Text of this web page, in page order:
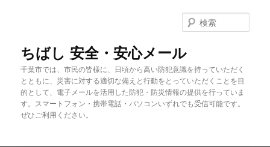
ちばし 安全・安心メール
千葉市では、市民の皆様に、日頃から高い防犯意識を持っていただく
とともに、災害に対する適切な備えと行動をとっていただくことを目
的として、電子メールを活用した防犯・防災情報の提供を行っていま
す。スマートフォン・携帯電話・パソコンいずれでも受信可能です。
ぜひご利用ください。
索